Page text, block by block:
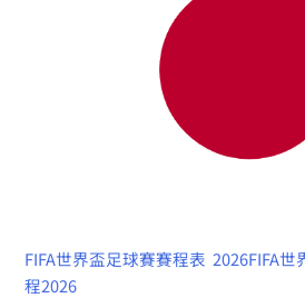
FIFA世界盃足球賽賽程表 2026FIFA世
程2026